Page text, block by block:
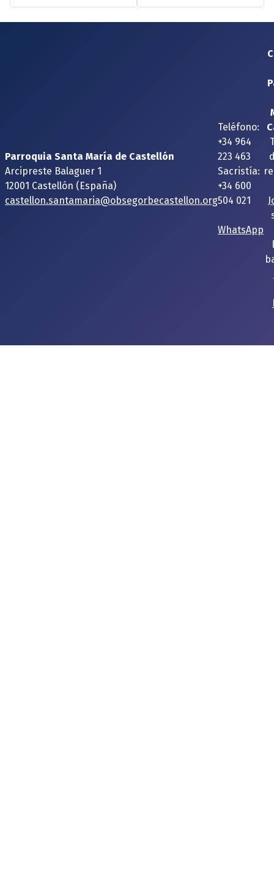
Parroquia Santa María de Castellón
Arcipreste Balaguer 1
12001 Castellón (España)
castellon.santamaria@obsegorbecastellon.org
Teléfono:
+34 964
223 463
Sacristía:
+34 600
504 021
WhatsApp